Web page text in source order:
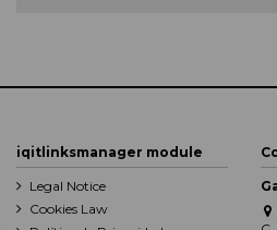
iqitlinksmanager module
Legal Notice
Cookies Law